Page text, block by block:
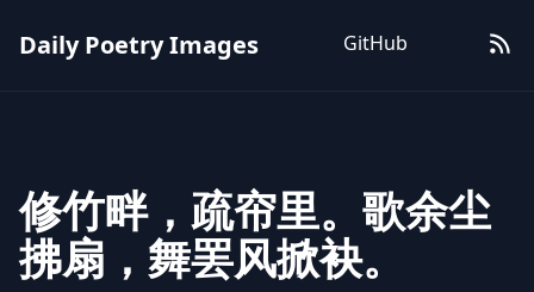
Daily Poetry Images GitHub
修竹畔，疏帘里。歌余尘
拂扇，舞罢风掀袂。